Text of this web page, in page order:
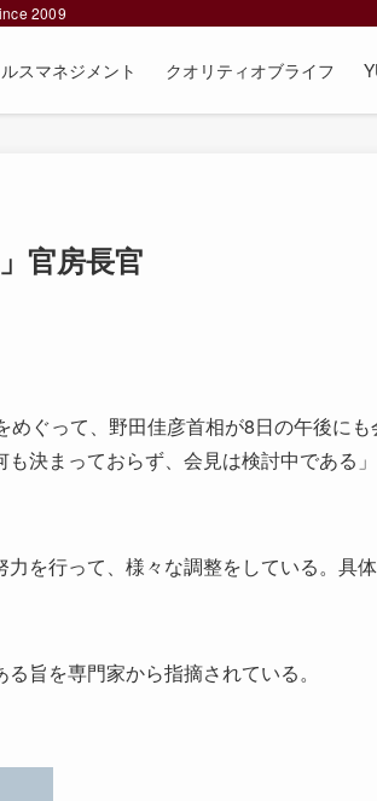
2009
スマネジメント クオリティオブライフ
官房長官
ぐって、野田佳彦首相が8日の午後にも
決まっておらず、会見は検討中である
を行って、様々な調整をしている。具
旨を専門家から指摘されている。